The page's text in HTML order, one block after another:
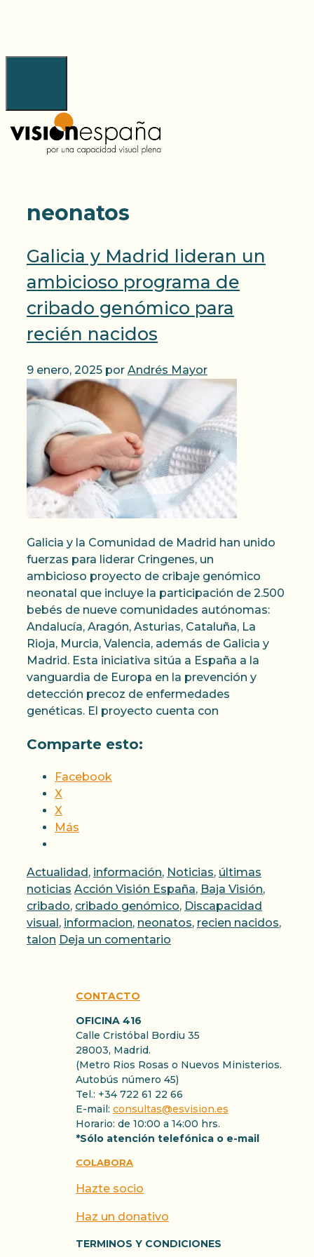
neonatos
Galicia y Madrid lideran un
ambicioso programa de
cribado genómico para
recién nacidos
9 enero, 2025 por Andrés Mayor
Galicia y la Comunidad de Madrid han unido
fuerzas para liderar Cringenes, un
ambicioso proyecto de cribaje genómico
neonatal que incluye la participación de 2.500
bebés de nueve comunidades autónomas:
Andalucía, Aragón, Asturias, Cataluña, La
Rioja, Murcia, Valencia, además de Galicia y
Madrid. Esta iniciativa sitúa a España a la
vanguardia de Europa en la prevención y
detección precoz de enfermedades
genéticas. El proyecto cuenta con
Comparte esto:
Facebook
X
X
Más
Categorías
Actualidad, información, Noticias, últimas
noticias Etiquetas
Acción Visión España, Baja Visión,
cribado, cribado genómico, Discapacidad
visual, informacion, neonatos, recien nacidos,
talon Deja un comentario
CONTACTO
OFICINA 416
Calle Cristóbal Bordiu 35
28003, Madrid.
(Metro Rios Rosas o Nuevos Ministerios.
Autobús número 45)
Tel.: +34 722 61 22 66
E-mail: consultas@esvision.es
Horario: de 10:00 a 14:00 hrs.
*Sólo atención telefónica o e-mail
COLABORA
Hazte socio
Haz un donativo
TERMINOS Y CONDICIONES